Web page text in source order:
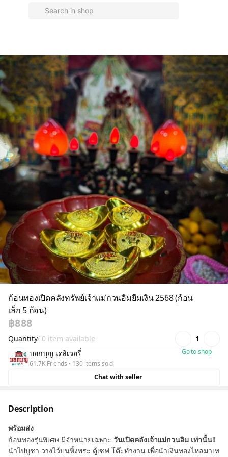
ก้อนทองเปิดคลังทรัพย์เจ้าแม่กวนอิมยืมเงิน 2568 (ก้อน
เล็ก 5 ก้อน)
฿888
Quantity/ 0 item available
1
บอกบุญ เดลิเวอรี่
61.7K Friends 130 items sold
Go to shop
Chat with seller
Description
พร้อมส่ง
ก้อนทองรุ่นพิเศษ มีจำหน่ายเฉพาะวันเปิดคลังเจ้าแม่กวนอิม เท่านั้น!!
นำไปบูชา วางไว้บนหิ้งพระ ตู้เซฟ โต๊ะทำงาน เพื่อนำเงินทองไหลมาเท